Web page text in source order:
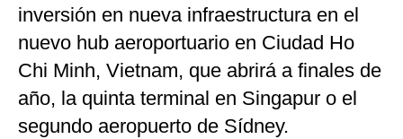
inversión en nueva infraestructura en el
nuevo hub aeroportuario en Ciudad Ho
Chi Minh, Vietnam, que abrirá a finales de
año, la quinta terminal en Singapur o el
segundo aeropuerto de Sídney.